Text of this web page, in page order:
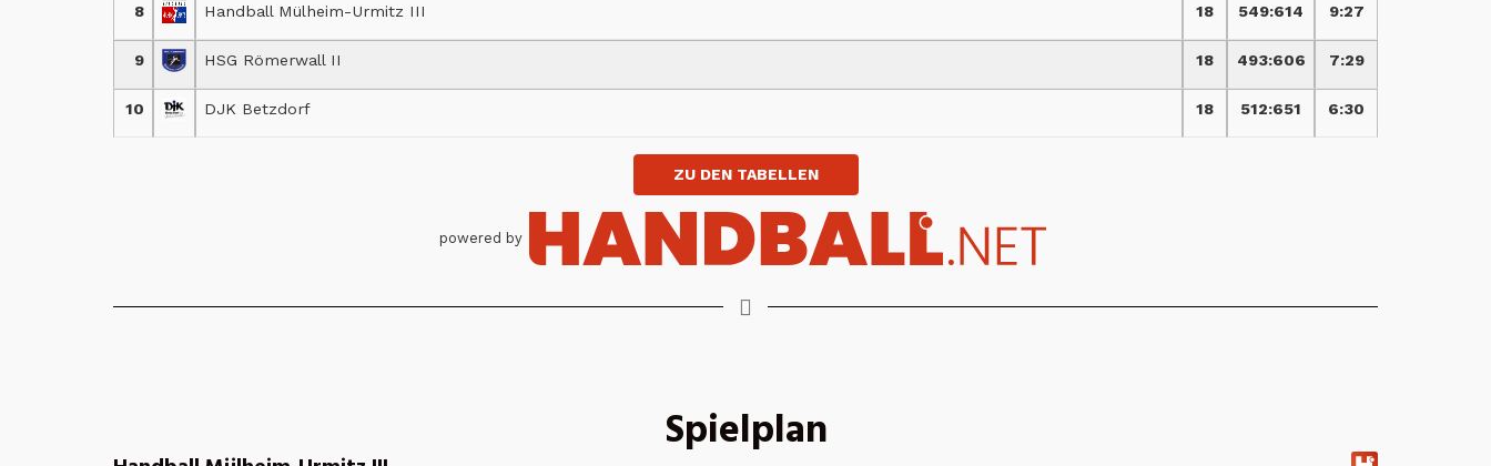
8 Handball Mülheim-Urmitz III 18 549:614 9:27
9 HSG Römerwall II 18 493:606 7:29
10 DJK Betzdorf 18 512:651 6:30
ZU DEN TABELLEN
powered by
Spielplan